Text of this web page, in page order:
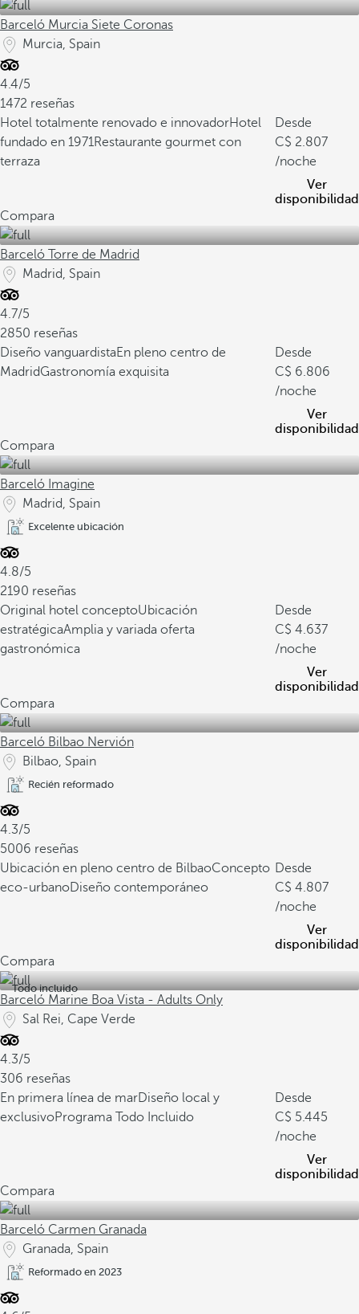
Barceló Murcia Siete Coronas
Murcia, Spain
4.4/5
1472 reseñas
Hotel totalmente renovado e innovadorHotel
fundado en 1971Restaurante gourmet con
terraza
Desde
2.807
/noche
Ver
disponibilidad
Compara
Barceló Torre de Madrid
Madrid, Spain
4.7/5
2850 reseñas
Diseño vanguardistaEn pleno centro de
MadridGastronomía exquisita
Desde
6.806
/noche
Ver
disponibilidad
Compara
Barceló Imagine
Madrid, Spain
Excelente ubicación
4.8/5
2190 reseñas
Original hotel conceptoUbicación
estratégicaAmplia y variada oferta
gastronómica
Desde
4.637
/noche
Ver
disponibilidad
Compara
Barceló Bilbao Nervión
Bilbao, Spain
Recién reformado
4.3/5
5006 reseñas
Ubicación en pleno centro de BilbaoConcepto
eco-urbanoDiseño contemporáneo
Desde
4.807
/noche
Ver
disponibilidad
Compara
Todo incluido
Barceló Marine Boa Vista - Adults Only
Sal Rei, Cape Verde
4.3/5
306 reseñas
En primera línea de marDiseño local y
exclusivoPrograma Todo Incluido
Desde
5.445
/noche
Ver
disponibilidad
Compara
Barceló Carmen Granada
Granada, Spain
Reformado en 2023